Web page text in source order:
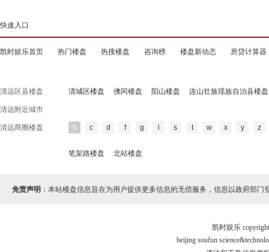
快速入口
凯时娱乐首页 热门楼盘 热搜楼盘 咨询榜 楼盘新动态 房贷计算器
清远区县楼盘 清城区楼盘 佛冈楼盘 阳山楼盘 连山壮族瑶族自治县楼盘
清远附近城市
清远商圈楼盘 b c d f g s t w x y z
笔架路楼盘 北站楼盘
免责声明 ：本站楼盘信息旨在为用户提供更多信息的无偿服务，信息以政府部门
凯时娱乐
beijing soufun